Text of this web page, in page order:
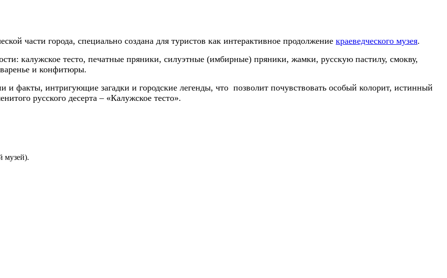
части города, специально создана для туристов как интерактивное продолжение краеведческого музея.
калужское тесто, печатные пряники, силуэтные (имбирные) пряники, жамки, русскую пастилу, смокву,
и конфитюры.
и факты, интригующие загадки и городские легенды, что позволит почувствовать особый колорит, истинный
русского десерта – «Калужское тесто».
музей).